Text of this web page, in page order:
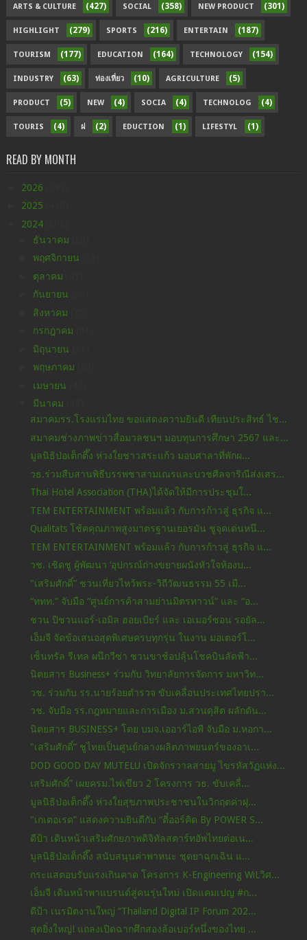
ARTS & CULTURE (427) SOCIAL (358) NEW PRODUCT (301)
HIGHLIGHT (279) SPORTS (216) ENTERTAIN (187)
TOURISM (177) EDUCATION (164) TECHNOLOGY (154)
INDUSTRY (63) ท่องเที่ยว (10) AGRICULTURE (5)
PRODUCT (5) NEW (4) SOCIA (4) TECHNOLOG (4)
TOURIS (4) ฝ (2) EDUCTION (1) LIFESTYL (1)
READ BY MONTH
2026
2025
2024
ธันวาคม
พฤศจิกายน
ตุลาคม
กันยายน
สิงหาคม
กรกฎาคม
มิถุนายน
พฤษภาคม
เมษายน
มีนาคม
สมาคมรร.โรงแรมไทย ขอแสดงความยินดี เทียนประสิทธ์ ไช...
สมาคมช่างภาพข่าวสื่อมวลชนฯ มอบทุนการศึกษา 2567 และ...
มูลนิธิป่อเต็กตึ๊ง ห่วงใยชาวสระแก้ว มอบศาลาที่พักผ...
วธ.ร่วมสืบสานพิธีบรรพชาสามเณรและบวชศีลจาริณีส่งเสร...
Thai Hotel Association (THA)ได้จัดให้มีการประชุมใ...
TEM ENTERTAINMENT พร้อมแล้ว กับการก้าวสู่ ธุรกิจ แ...
Qualitats โช้คคุณภาพสูงมาตรฐานเยอรมัน ชูจุดเด่นหนึ...
TEM ENTERTAINMENT พร้อมแล้ว กับการก้าวสู่ ธุรกิจ แ...
วช. เชิดชู ผู้พัฒนา ‘อุปกรณ์ถ่างขยายผนังหัวใจห้องบ...
"เสริมศักดิ์” ชวนเที่ยวไหว้พระ-วิถีวัฒนธรรม 55 เมื...
“ททท.” จับมือ “ศูนย์การค้าสามย่านมิตรทาวน์” และ “อ...
ชวน ปิชวนแอร์-เอมิล ฮอยเบียร์ และ เอเมอร์ซอน รอยัล...
เอ็มจี จัดข้อเสนอสุดพิเศษครบทุกรุ่น ในงาน มอเตอร์โ...
เซ็นทรัล รีเทล ผนึกวีซ่า ชวนขาช้อปลุ้นโชคบินลัดฟ้า...
นิตยสาร Business+ ร่วมกับ วิทยาลัยการจัดการ มหาวิท...
วช. ร่วมกับ รร.นายร้อยตำรวจ ขับเคลื่อนประเทศไทยปรา...
วช. จับมือ รร.กฎหมายและการเมือง ม.สวนดุสิต ผลักดัน...
นิตยสาร BUSINESS+ โดย บมจ.เออาร์ไอพี จับมือ ม.หอกา...
"เสริมศักดิ์” ชูไทยเป็นศูนย์กลางผลิตภาพยนตร์ของอาเ...
DOD GOOD DAY MUTELU เปิดจักรวาลสายมู ไขรหัสวัฏแห่ง...
เสริมศักดิ์” เผยครม.ไฟเขียว 2 โครงการ วธ. ขับเคลื่...
มูลนิธิป่อเต็กตึ๊ง ห่วงใยสุขภาพประชาชนในวิกฤตค่าฝุ...
"เกเตอเรด” แสดงความยินดีกับ “ตี๋ออร์คิด By POWER S...
ดีป้า เดินหน้าเสริมศักยภาพดิจิทัลสตาร์ทอัพไทยต่อเน...
มูลนิธิป่อเต็กตึ๊ง สนับสนุนค่าพาหนะ ชุดยาฉุกเฉิน แ...
กระแสตอบรับแรงเกินคาด โครงการ K-Engineering WiLวิศ...
เอ็มจี เดินหน้าพาแบรนด์สู่คนรุ่นใหม่ เปิดแคมเปญ #ก...
ดีป้า เนรมิตงานใหญ่ “Thailand Digital IP Forum 202...
สุดยิ่งใหญ่! แถลงเปิดฉากศึกสองล้อเบอร์หนึ่งของไทย ...